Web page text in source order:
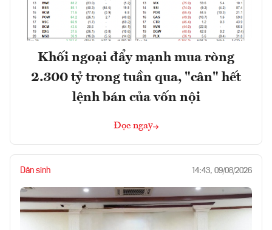
Khối ngoại đẩy mạnh mua ròng
2.300 tỷ trong tuần qua, "cân" hết
lệnh bán của vốn nội
Đọc ngay
Dân sinh 14:43, 09/08/2026